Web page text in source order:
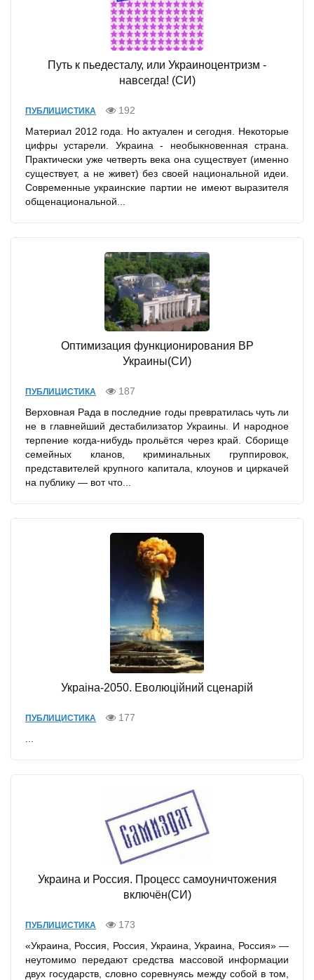
Путь к пьедесталу, или Украиноцентризм -
навсегда! (СИ)
ПУБЛИЦИСТИКА
192
Материал 2012 года. Но актуален и сегодня. Некоторые
цифры устарели. Украина - необыкновенная страна.
Практически уже четверть века она существует (именно
существует, а не живет) без своей национальной идеи.
Современные украинские партии не имеют выразителя
общенациональной...
Оптимизация функционирования ВР
Украины(СИ)
ПУБЛИЦИСТИКА
187
Верховная Рада в последние годы превратилась чуть ли
не в главнейший дестабилизатор Украины. И народное
терпение когда-нибудь прольётся через край. Сборище
семейных кланов, криминальных группировок,
представителей крупного капитала, клоунов и циркачей
на публику — вот что...
Украiна-2050. Еволюцiйний сценарiй
ПУБЛИЦИСТИКА
177
Украина и Россия. Процесс самоуничтожения
включён(СИ)
ПУБЛИЦИСТИКА
173
«Украина, Россия, Россия, Украина, Украина, Россия» —
неутомимо передают средства массовой информации
двух государств, словно соревнуясь между собой в том,